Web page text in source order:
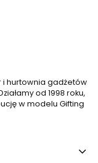
hurtownia gadżetów
od 1998 roku,
w modelu Gifting